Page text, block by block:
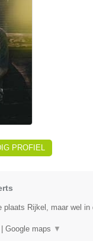
PROFIEL
plaats Rijkel, maar wel in
Google maps ▼